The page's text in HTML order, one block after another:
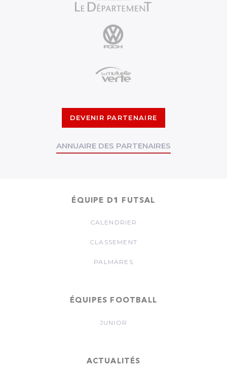
DEVENIR PARTENAIRE
ANNUAIRE DES PARTENAIRES
ÉQUIPE D1 FUTSAL
CALENDRIER
CLASSEMENT
PALMARES
ÉQUIPES FOOTBALL
JUNIOR
ACTUALITÉS